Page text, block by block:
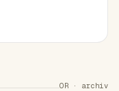
OR · archiv